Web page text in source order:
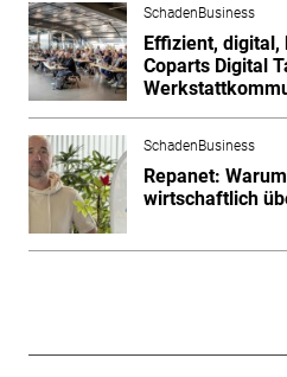
SchadenBusiness
Effizient,
Coparts Digital
SchadenBusiness
Repanet:
wirtschaftlich